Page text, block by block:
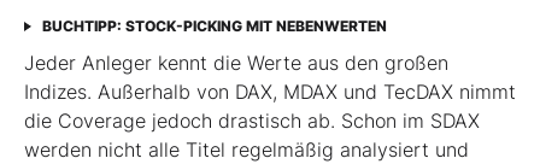
BUCHTIPP: STOCK-PICKING MIT NEBENWERTEN
Jeder Anleger kennt die Werte aus den großen
Indizes. Außerhalb von DAX, MDAX und TecDAX nimmt
die Coverage jedoch drastisch ab. Schon im SDAX
werden nicht alle Titel regel­mäßig analysiert und